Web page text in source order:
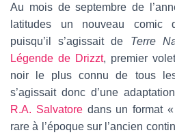
a
i
Au mois de septembre de
latitudes un nouveau comic
puisqu’il s’agissait de Terre
Légende de Drizzt, premier
noir le plus connu de tous les
s’agissait donc d’une
R.A. Salvatoredans un format «
rare à l’époque sur l’ancien